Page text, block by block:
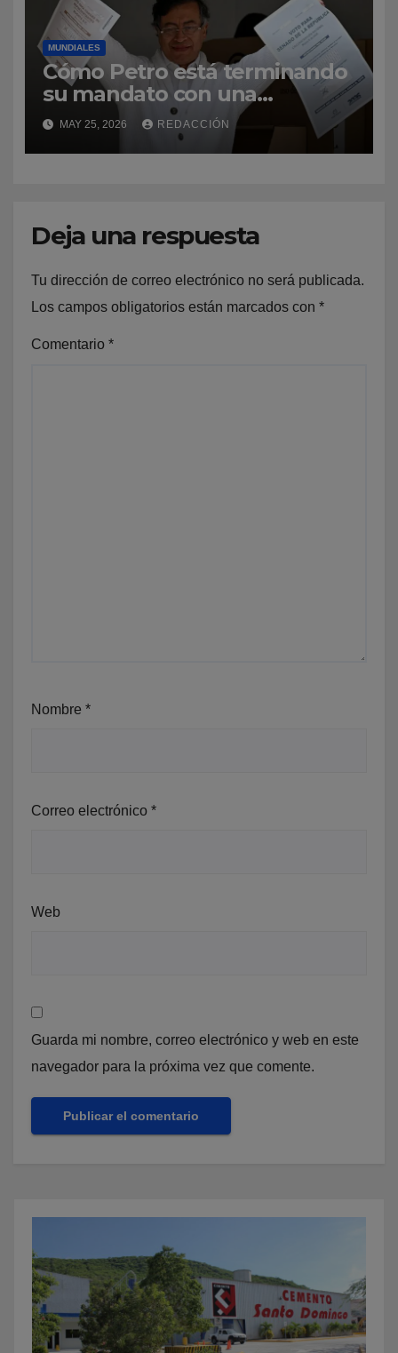
MUNDIALES
Cómo Petro está terminando
su mandato con una
popularidad «alta e inusual»
en Colombia (y qué papel
juega en las elecciones)
MAY 25, 2026 REDACCIÓN
Deja una respuesta
Tu dirección de correo electrónico no será publicada.
Los campos obligatorios están marcados con *
Comentario *
Nombre *
Correo electrónico *
Web
Guarda mi nombre, correo electrónico y web en este
navegador para la próxima vez que comente.